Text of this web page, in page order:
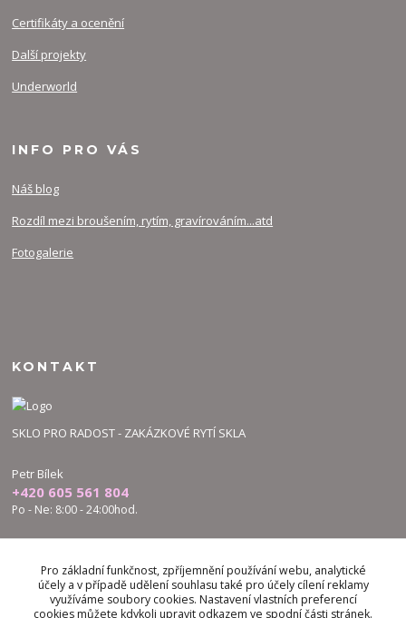
Certifikáty a ocenění
Další projekty
Underworld
INFO PRO VÁS
Náš blog
Rozdíl mezi broušením, rytím, gravírováním...atd
Fotogalerie
KONTAKT
SKLO PRO RADOST - ZAKÁZKOVÉ RYTÍ SKLA
Petr Bílek
+420 605 561 804
Po - Ne: 8:00 - 24:00hod.
bilek.petr@skloproradost.cz
Pro základní funkčnost, zpříjemnění používání webu, analytické
účely a v případě udělení souhlasu také pro účely cílení reklamy
využíváme soubory cookies. Nastavení vlastních preferencí
cookies můžete kdykoli upravit odkazem ve spodní části stránek.